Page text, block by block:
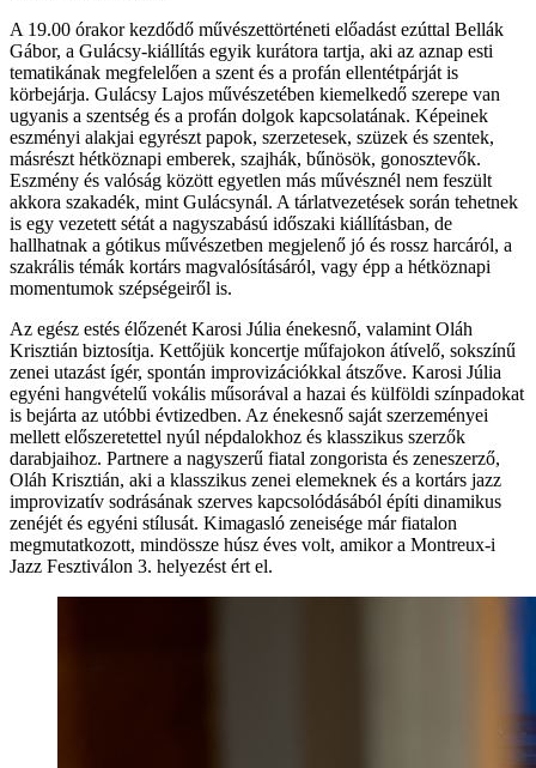
A 19.00 órakor kezdődő művészettörténeti előadást ezúttal Bellák
Gábor, a Gulácsy-kiállítás egyik kurátora tartja, aki az aznap esti
tematikának megfelelően a szent és a profán ellentétpárját is
körbejárja. Gulácsy Lajos művészetében kiemelkedő szerepe van
ugyanis a szentség és a profán dolgok kapcsolatának. Képeinek
eszményi alakjai egyrészt papok, szerzetesek, szüzek és szentek,
másrészt hétköznapi emberek, szajhák, bűnösök, gonosztevők.
Eszmény és valóság között egyetlen más művésznél nem feszült
akkora szakadék, mint Gulácsynál. A tárlatvezetések során tehetnek
is egy vezetett sétát a nagyszabású időszaki kiállításban, de
hallhatnak a gótikus művészetben megjelenő jó és rossz harcáról, a
szakrális témák kortárs magvalósításáról, vagy épp a hétköznapi
momentumok szépségeiről is.
Az egész estés élőzenét Karosi Júlia énekesnő, valamint Oláh
Krisztián biztosítja. Kettőjük koncertje műfajokon átívelő, sokszínű
zenei utazást ígér, spontán improvizációkkal átszőve. Karosi Júlia
egyéni hangvételű vokális műsorával a hazai és külföldi színpadokat
is bejárta az utóbbi évtizedben. Az énekesnő saját szerzeményei
mellett előszeretettel nyúl népdalokhoz és klasszikus szerzők
darabjaihoz. Partnere a nagyszerű fiatal zongorista és zeneszerző,
Oláh Krisztián, aki a klasszikus zenei elemeknek és a kortárs jazz
improvizatív sodrásának szerves kapcsolódásából építi dinamikus
zenéjét és egyéni stílusát. Kimagasló zeneisége már fiatalon
megmutatkozott, mindössze húsz éves volt, amikor a Montreux-i
Jazz Fesztiválon 3. helyezést ért el.